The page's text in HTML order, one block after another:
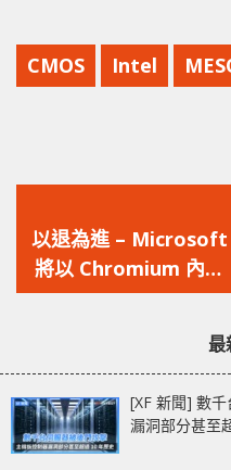
CMOS Intel
一
篇
文
以退為進 – Microsoft
將以 Chromium 內核
瀏覽器取代 Edge
最
[XF 新聞] 數
漏洞部分甚至